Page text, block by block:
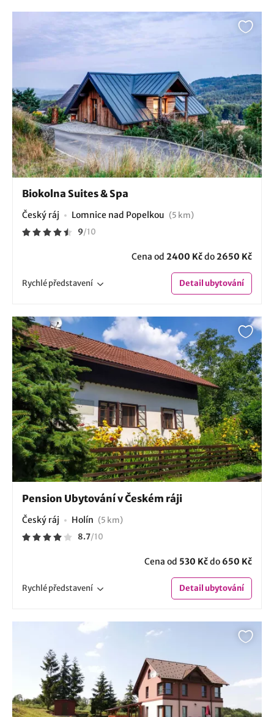
Biokolna Suites & Spa
Český ráj Lomnice nad Popelkou (5 km)
9/10
Cena od 2400 Kčdo2650 Kč
Rychlépředstavení Detailubytování
Pension Ubytování v Českém ráji
Český ráj Holín (5 km)
8.7/10
Cena od 530 Kčdo 650 Kč
Rychlépředstavení Detailubytování